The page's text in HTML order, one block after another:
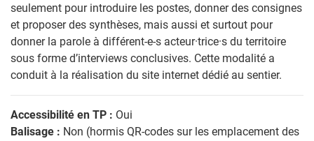
seulement pour introduire les postes, donner des consignes
et proposer des synthèses, mais aussi et surtout pour
donner la parole à différent-e-s acteur·trice·s du territoire
sous forme d’interviews conclusives. Cette modalité a
conduit à la réalisation du site internet dédié au sentier.
Accessibilité en TP : Oui
Balisage : Non (hormis QR-codes sur les emplacement des